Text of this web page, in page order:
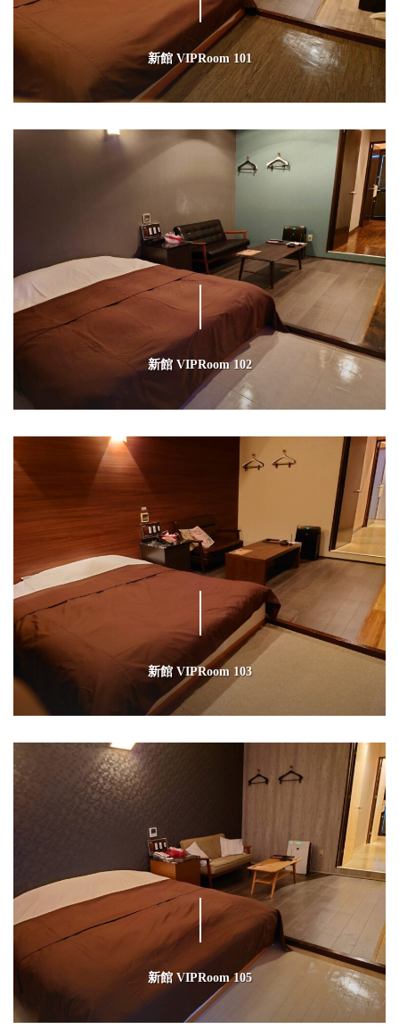
新館 VIPRoom 101
新館 VIPRoom 102
新館 VIPRoom 103
新館 VIPRoom 105